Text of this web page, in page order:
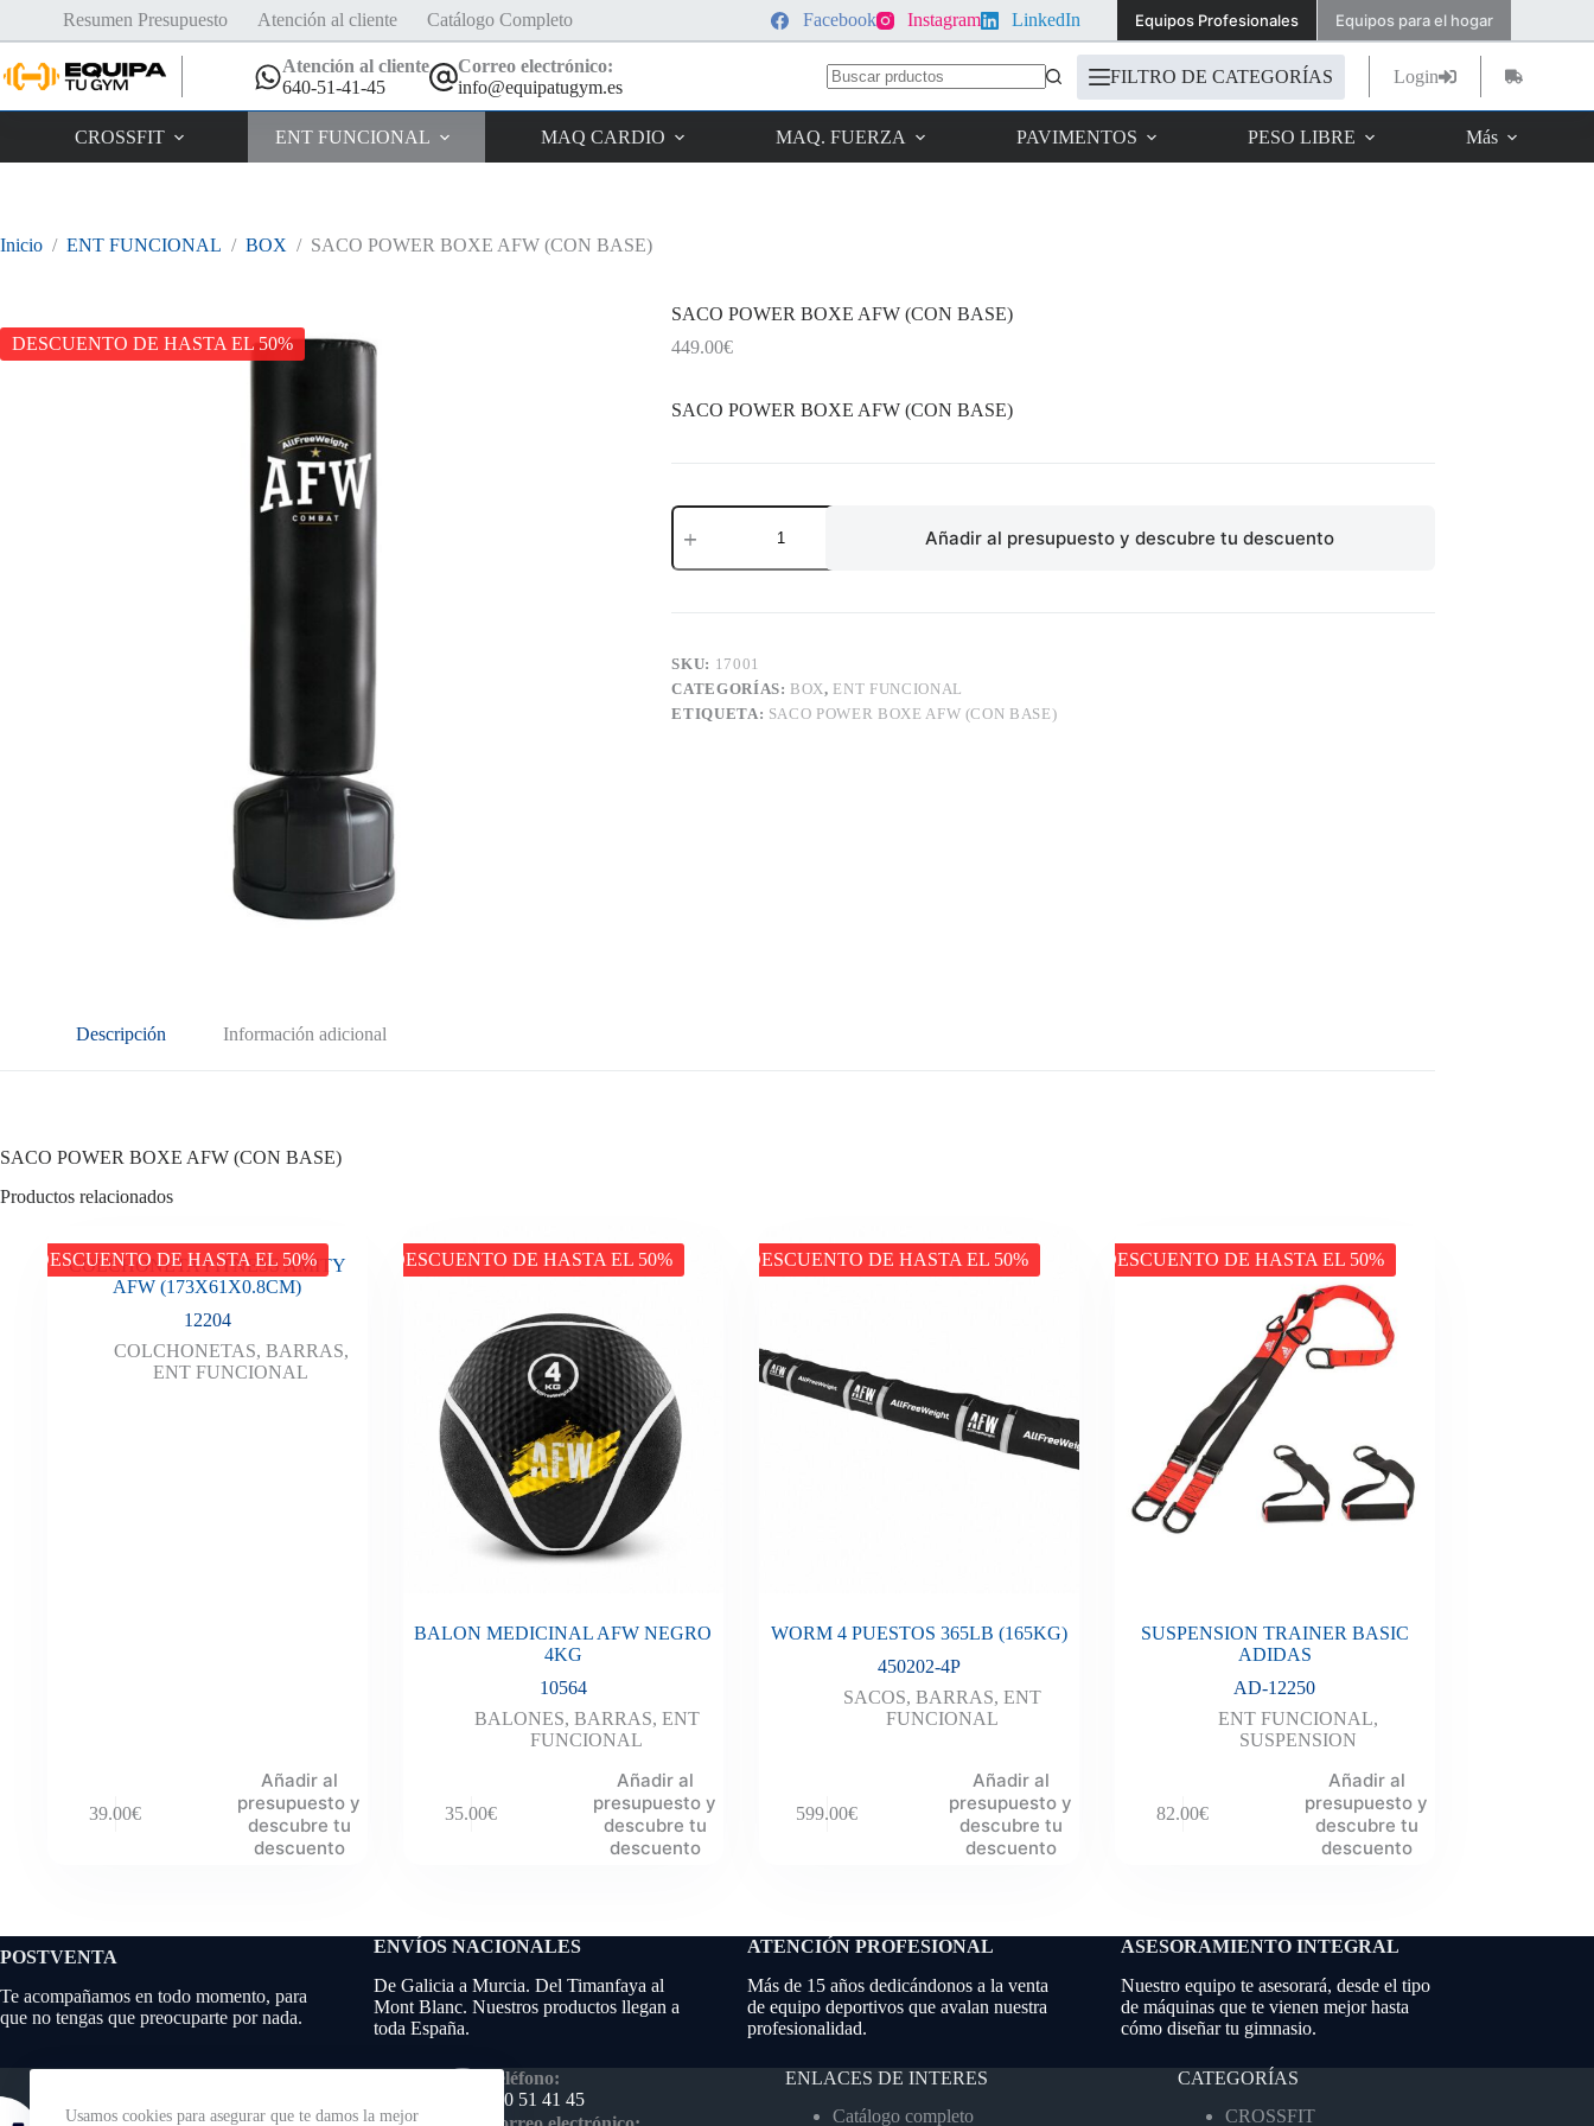
Usamos cookies para asegurar que te damos la mejor
Resumen Presupuesto Atención al cliente Catálogo Completo Facebook Instagram LinkedIn Equipos Profesionales Equipos para el hogar
Atención al cliente
640-51-41-45
Correo electrónico:
info@equipatugym.es
FILTRO DE CATEGORÍAS Login
Carro
de
CROSSFIT ENT FUNCIONAL MAQ CARDIO MAQ. FUERZA PAVIMENTOS PESO LIBRE Más
Inicio / ENT FUNCIONAL / BOX / SACO POWER BOXE AFW (CON BASE)
DESCUENTO DE HASTA EL 50%
SACO POWER BOXE AFW (CON BASE)
449.00€
SACO POWER BOXE AFW (CON BASE)
SACO
POWER
AFW
Añadir al presupuesto y descubre tu descuento
SKU: 17001
CATEGORÍAS: BOX, ENT FUNCIONAL
ETIQUETA: SACO POWER BOXE AFW (CON BASE)
Descripción Información adicional
SACO POWER BOXE AFW (CON BASE)
Productos relacionados
DESCUENTO DE HASTA EL 50%
COLCHONETA FITNESS AMITY
AFW (173X61X0.8CM)
12204
COLCHONETAS, BARRAS,
ENT FUNCIONAL
39.00€
Añadir al
presupuesto y
descubre tu
descuento
DESCUENTO DE HASTA EL 50%
BALON MEDICINAL AFW NEGRO
4KG
10564
BALONES, BARRAS, ENT
FUNCIONAL
35.00€
Añadir al
presupuesto y
descubre tu
descuento
DESCUENTO DE HASTA EL 50%
WORM 4 PUESTOS 365LB (165KG)
450202-4P
SACOS,BARRAS,ENT
FUNCIONAL
599.00€
Añadir al
presupuesto y
descubre tu
descuento
DESCUENTO DE HASTA EL 50%
SUSPENSION TRAINER BASIC
ADIDAS
AD-12250
ENT FUNCIONAL,
SUSPENSION
82.00€
Añadir al
presupuesto y
descubre tu
descuento
POSTVENTA
Te acompañamos en todo momento, para
que no tengas que preocuparte por nada.
ENVÍOS NACIONALES
De Galicia a Murcia. Del Timanfaya al
Mont Blanc. Nuestros productos llegan a
toda España.
ATENCIÓN PROFESIONAL
Más de 15 años dedicándonos a la venta
de equipo deportivos que avalan nuestra
profesionalidad.
ASESORAMIENTO INTEGRAL
Nuestro equipo te asesorará, desde el tipo
de máquinas que te vienen mejor hasta
cómo diseñar tu gimnasio.
Teléfono:
640 51 41 45
ENLACES DE INTERES
Catálogo completo
CATEGORÍAS
CROSSFIT